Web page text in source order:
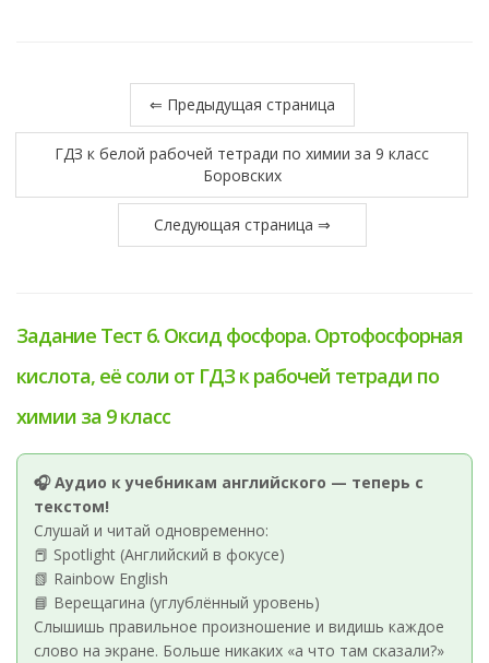
⇐ Предыдущая страница
ГДЗ к белой рабочей тетради по химии за 9 класс
Боровских
Следующая страница ⇒
Задание Тест 6. Оксид фосфора. Ортофосфорная
кислота, её соли от ГДЗ к рабочей тетради по
химии за 9 класс
🎧 Аудио к учебникам английского — теперь с
текстом!
Слушай и читай одновременно:
📕 Spotlight (Английский в фокусе)
📗 Rainbow English
📘 Верещагина (углублённый уровень)
Слышишь правильное произношение и видишь каждое
слово на экране. Больше никаких «а что там сказали?»